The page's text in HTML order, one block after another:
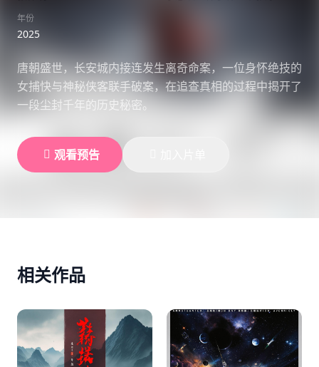
年份
2025
唐朝盛世，长安城内接连发生离奇命案，一位身怀绝技的
女捕快与神秘侠客联手破案，在追查真相的过程中揭开了
一段尘封千年的历史秘密。
观看预告
相关作品